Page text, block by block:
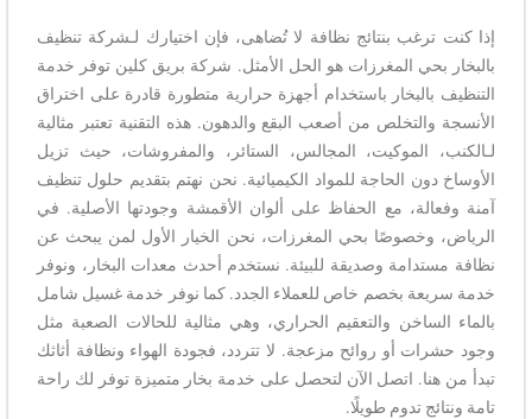
إذا كنت ترغب بنتائج نظافة لا تُضاهى، فإن اختيارك لـشركة تنظيف
بالبخار بحي المغرزات هو الحل الأمثل. شركة بريق كلين توفر خدمة
التنظيف بالبخار باستخدام أجهزة حرارية متطورة قادرة على اختراق
الأنسجة والتخلص من أصعب البقع والدهون. هذه التقنية تعتبر مثالية
لـالكنب، الموكيت، المجالس، الستائر، والمفروشات، حيث تزيل
الأوساخ دون الحاجة للمواد الكيميائية. نحن نهتم بتقديم حلول تنظيف
آمنة وفعالة، مع الحفاظ على ألوان الأقمشة وجودتها الأصلية. في
الرياض، وخصوصًا بحي المغرزات، نحن الخيار الأول لمن يبحث عن
نظافة مستدامة وصديقة للبيئة. نستخدم أحدث معدات البخار، ونوفر
خدمة سريعة بخصم خاص للعملاء الجدد. كما نوفر خدمة غسيل شامل
بالماء الساخن والتعقيم الحراري، وهي مثالية للحالات الصعبة مثل
وجود حشرات أو روائح مزعجة. لا تتردد، فجودة الهواء ونظافة أثاثك
تبدأ من هنا. اتصل الآن لتحصل على خدمة بخار متميزة توفر لك راحة
تامة ونتائج تدوم طويلًا.